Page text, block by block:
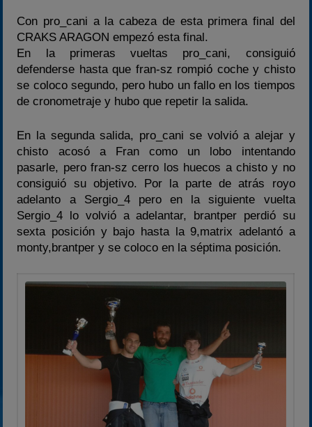
Con pro_cani a la cabeza de esta primera final del
CRAKS ARAGON empezó esta final.
En la primeras vueltas pro_cani, consiguió
defenderse hasta que fran-sz rompió coche y chisto
se coloco segundo, pero hubo un fallo en los tiempos
de cronometraje y hubo que repetir la salida.
En la segunda salida, pro_cani se volvió a alejar y
chisto acosó a Fran como un lobo intentando
pasarle, pero fran-sz cerro los huecos a chisto y no
consiguió su objetivo. Por la parte de atrás royo
adelanto a Sergio_4 pero en la siguiente vuelta
Sergio_4 lo volvió a adelantar, brantper perdió su
sexta posición y bajo hasta la 9,matrix adelantó a
monty,brantper y se coloco en la séptima posición.